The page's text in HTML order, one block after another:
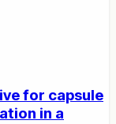
for capsule
in a